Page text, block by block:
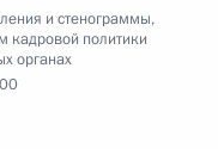
и стенограммы,
кадровой политики
органах